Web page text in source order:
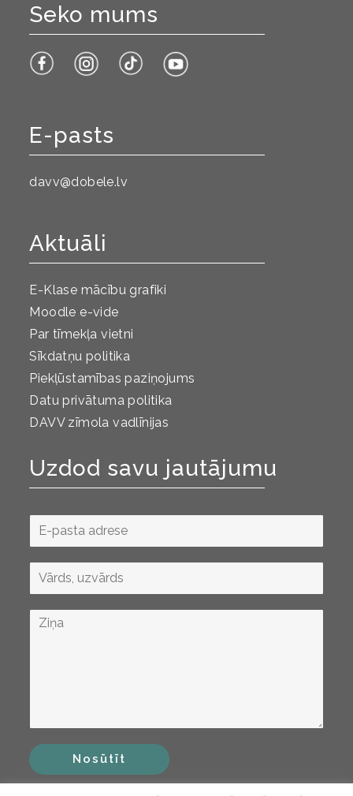
Seko mums
E-pasts
davv@dobele.lv
Aktuāli
E-Klase mācību grafiki
Moodle e-vide
Par tīmekļa vietni
Sīkdatņu politika
Piekļūstamības paziņojums
Datu privātuma politika
DAVV zīmola vadlīnijas
Uzdod savu jautājumu
Nosūtīt